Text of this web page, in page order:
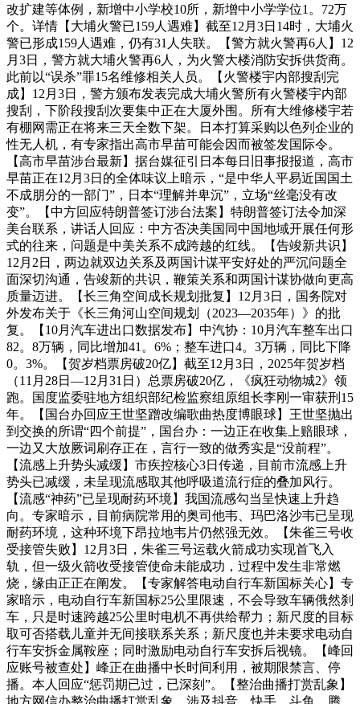
改扩建等体例，新增中小学校10所，新增中小学学位1。72万
个。详情【大埔火警已159人遇难】截至12月3日14时，大埔火
警已形成159人遇难，仍有31人失联。【警方就火警再6人】12
月3日，警方就大埔火警再6人，为火警大楼消防安拆供货商。
此前以“误杀”罪15名维修相关人员。【火警楼宇内部搜刮完
成】12月3日，警方颁布发表完成大埔火警所有火警楼宇内部
搜刮，下阶段搜刮次要集中正在大厦外围。所有大维修楼宇若
有棚网需正在将来三天全数下架。日本打算采购以色列企业的
性无人机，有专家指出高市早苗可能会因而被签发国际令。
【高市早苗涉台最新】据台媒征引日本每日旧事报报道，高市
早苗正在12月3日的全体味议上暗示，“是中华人平易近国国土
不成朋分的一部门”，日本“理解并卑沉”，立场“丝毫没有改
变”。【中方回应特朗普签订涉台法案】特朗普签订法令加深
美台联系，讲话人回应：中方否决美国同中国地域开展任何形
式的往来，问题是中美关系不成跨越的红线。【告竣新共识】
12月2日，两边就双边关系及两国计谋平安好处的严沉问题全
面深切沟通，告竣新的共识，鞭策关系和两国计谋协做向更高
质量迈进。【长三角空间成长规划批复】12月3日，国务院对
外发布关于《长三角河山空间规划（2023—2035年）》的批
复。【10月汽车进出口数据发布】中汽协：10月汽车整车出口
82。8万辆，同比增加41。6%；整车进口4。3万辆，同比下降
0。3%。【贺岁档票房破20亿】截至12月3日，2025年贺岁档
（11月28日—12月31日）总票房破20亿，《疯狂动物城2》领
跑。国度监委驻地方组织部纪检监察组原组长李刚一审获刑15
年。【国台办回应王世坚蹭改编歌曲热度博眼球】王世坚抛出
到交换的所谓“四个前提”，国台办：一边正在收集上赔眼球，
一边又大放厥词刷存正在，言行一致的做秀实是“没前程”。
【流感上升势头减缓】市疾控核心3日传递，目前市流感上升
势头已减缓，未呈现流感取其他呼吸道流行症的叠加风行。
【流感“神药”已呈现耐药环境】我国流感勾当呈快速上升趋
向。专家暗示，目前病院常用的奥司他韦、玛巴洛沙韦已呈现
耐药环境，这种环境下昂拉地韦片仍然强无效。【朱雀三号收
受接管失败】12月3日，朱雀三号运载火箭成功实现首飞入
轨，但一级火箭收受接管使命未能成功，过程中发生非常燃
烧，缘由正正在阐发。【专家解答电动自行车新国标关心】专
家暗示，电动自行车新国标25公里限速，不会导致车辆俄然刹
车，只是时速跨越25公里时电机不再供给帮力；新尺度的目标
取可否搭载儿童并无间接联系关系；新尺度也并未要求电动自
行车安拆金属鞍座；同时激励电动自行车安拆后视镜。【峰回
应账号被查处】峰正在曲播中长时间利用，被期限禁言、停
播。本人回应“惩罚期已过，已深刻”。【整治曲播打赏乱象】
地方网信办整治曲播打赏乱象，涉及抖音、快手、斗鱼、腾